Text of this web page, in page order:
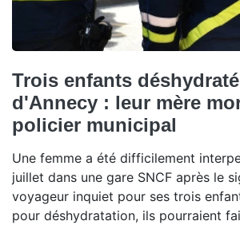
Trois enfants
d'Annecy : leur mère
policier municipal
Une femme a été difficilement
juillet dans une gare SNCF après le
voyageur inquiet pour ses trois
pour déshydratation, ils pourraient